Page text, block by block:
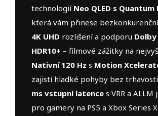
technologií Neo QLED s Quantum
která vám přinese
4K UHD rozlišení a podporu
HDR10+ – filmové zážitky na
Nativní 120 Hz s Motion
zajistí hladké pohyby bez trhavosti
ms vstupní latence s VRR a
pro gamery na PS5 a Xbox Series